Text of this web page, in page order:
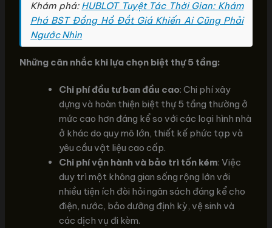
Khám phá: HUBLOT Tuyệt Tác Thời Gian: Khám
Phá BST Đồng Hồ Đắt Giá Khiến Ai Cũng Phải
Ngước Nhìn
Những cân nhắc khi lựa chọn biệt thự 5 tầng:
Chi phí đầu tư ban đầu cao: Chi phí xây
dựng và hoàn thiện biệt thự 5 tầng thường ở
mức cao hơn đáng kể so với các loại hình nhà
ở khác do quy mô lớn, thiết kế phức tạp và
yêu cầu vật liệu cao cấp.
Chi phí vận hành và bảo trì tốn kém: Việc
duy trì một không gian sống rộng lớn với
nhiều tiện ích đòi hỏi ngân sách đáng kể cho
điện, nước, bảo dưỡng định kỳ, vệ sinh và
các dịch vụ đi kèm.